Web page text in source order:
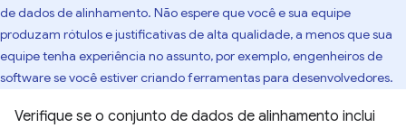
de dados de alinhamento. Não espere que você e sua equipe
produzam rótulos e justificativas de alta qualidade, a menos que sua
equipe tenha experiência no assunto, por exemplo, engenheiros de
software se você estiver criando ferramentas para desenvolvedores.
Verifique se o conjunto de dados de alinhamento inclui